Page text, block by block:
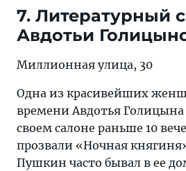
7. Литературный
Авдотьи
Миллионная улица, 30
Одна из красивейших
времени Авдотья
своем салоне раньше 10
прозвали «Ночная
Пушкин часто бывал в ее